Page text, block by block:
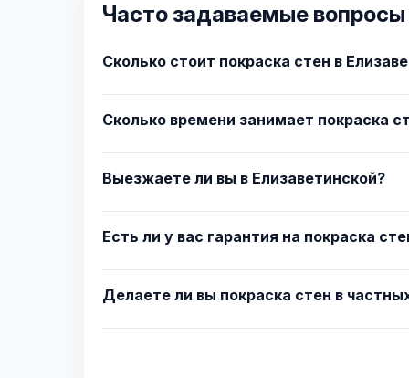
Часто задаваемые вопросы
Сколько стоит покраска стен в
Сколько времени занимает покраска
Выезжаете ли вы в Елизаветинской?
Есть ли у вас гарантия на покраска
Делаете ли вы покраска стен в